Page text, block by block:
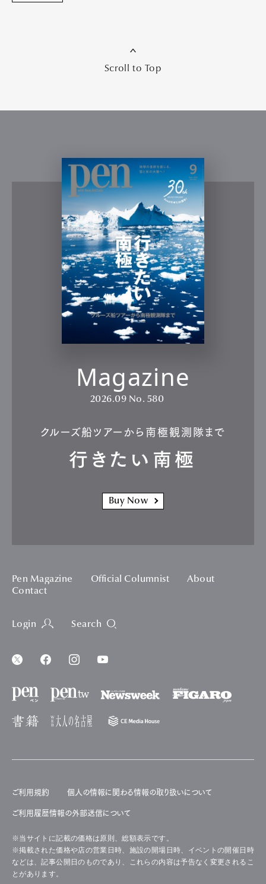
Scroll to Top
Magazine
2026.09 No. 580
クルーズ船ツアーから南極観測隊まで
行きたい南極
Buy Now
Pen Magazine Official Columnist
About
Contact
Login Search
ご利用規約 個人の情報に関わる情報の取り扱いについて
ご利用履歴情報の外部送信について
※当サイトに記載の価格は原則、総額表示です。
※掲載された価格や店の営業日時、施設の開場日時、イベントの開催日時
などは、記事公開日のものであり、これらの内容は予告なく変更されるこ
とがあります。